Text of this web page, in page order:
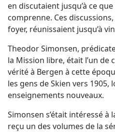
en discutaient jusqu’à ce
comprenne. Ces
foyer, réunissaient jusqu’à
Theodor Simonsen,
la Mission libre, était l’un de
vérité à Bergen à cette
les gens de Skien vers 1905,
enseignements nouveaux.
Simonsen s’était intéressé à
reçu un des volumes de la